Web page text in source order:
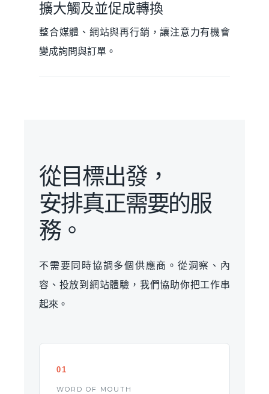
擴大觸及並促成轉換
整合媒體、網站與再行銷，讓注意力有機會
變成詢問與訂單。
從目標出發，
安排真正需要的服
務。
不需要同時協調多個供應商。從洞察、內
容、投放到網站體驗，我們協助你把工作串
起來。
01
WORD OF MOUTH